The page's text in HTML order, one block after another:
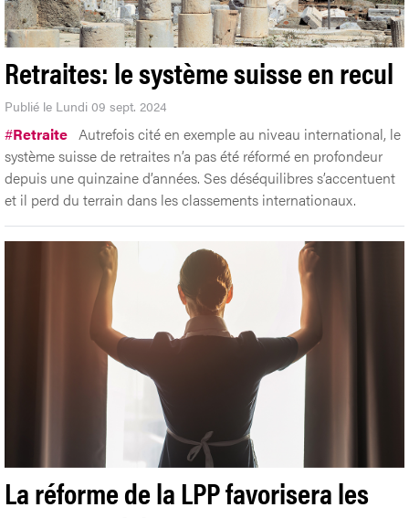
Retraites: le système suisse en recul
Publié le Lundi 09 sept. 2024
#Retraite Autrefois cité en exemple au niveau international, le
système suisse de retraites n’a pas été réformé en profondeur
depuis une quinzaine d’années. Ses déséquilibres s’accentuent
et il perd du terrain dans les classements internationaux.
La réforme de la LPP favorisera les